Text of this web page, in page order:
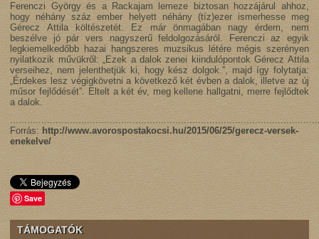
Ferenczi György és a Rackajam lemeze biztosan hozzájárul ahhoz,
hogy néhány száz ember helyett néhány (tíz)ezer ismerhesse meg
Gérecz Attila költészetét. Ez már önmagában nagy érdem, nem
beszélve jó pár vers nagyszerű feldolgozásáról. Ferenczi az egyik
legkiemelkedőbb hazai hangszeres muzsikus létére mégis szerényen
nyilatkozik művükről: „Ezek a dalok zenei kiindulópontok Gérecz Attila
verseihez, nem jelenthetjük ki, hogy kész dolgok.”, majd így folytatja:
„Érdekes lesz végigkövetni a következő két évben a dalok, illetve az új
műsor fejlődését”. Eltelt a két év, meg kellene hallgatni, merre fejlődtek
a dalok.
Forrás: http://www.avorospostakocsi.hu/2015/06/25/gerecz-versek-
enekelve/
Save
TÁMOGATÓK